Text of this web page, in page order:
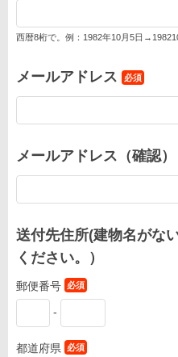
西暦8桁で。例：1982年10月5日
メールアドレス 必須
メールアドレス（確認）
送付先住所(建物名がな
ください。）
郵便番号 必須
-
都道府県 必須